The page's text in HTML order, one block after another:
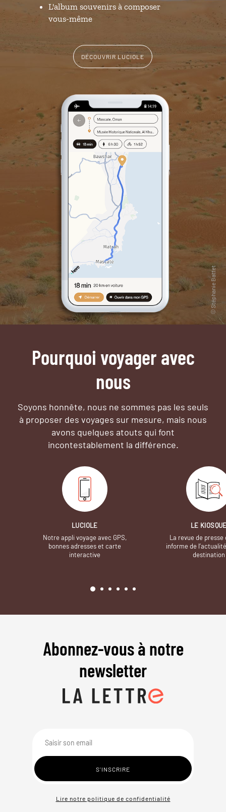
L'album souvenirs à composer
vous-même
DÉCOUVRIR LUCIOLE
Pourquoi voyager avec
nous
Soyons honnête, nous ne sommes pas les seuls
à proposer des voyages sur mesure, mais nous
avons quelques atouts qui font
incontestablement la différence.
LUCIOLE
Notre appli voyage avec GPS,
bonnes adresses et carte
interactive
LE
La revue de presse
informe de
destination
Abonnez-vous à notre
newsletter
Lire notre politique de confidentialité